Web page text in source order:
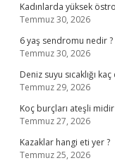
Kadınlarda yüksek
Temmuz 30, 2026
6 yaş sendromu nedir ?
Temmuz 30, 2026
Deniz suyu sıcaklığı
Temmuz 29, 2026
Koç burçları ateşli midir
Temmuz 27, 2026
Kazaklar hangi eti yer ?
Temmuz 25, 2026